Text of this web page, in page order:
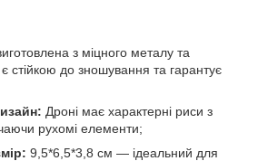
з міцного металу та
стійкою до зношування та гарантує
Дроні має характерні риси з
рухомі елементи;
9,5*6,5*3,8 см — ідеальний для